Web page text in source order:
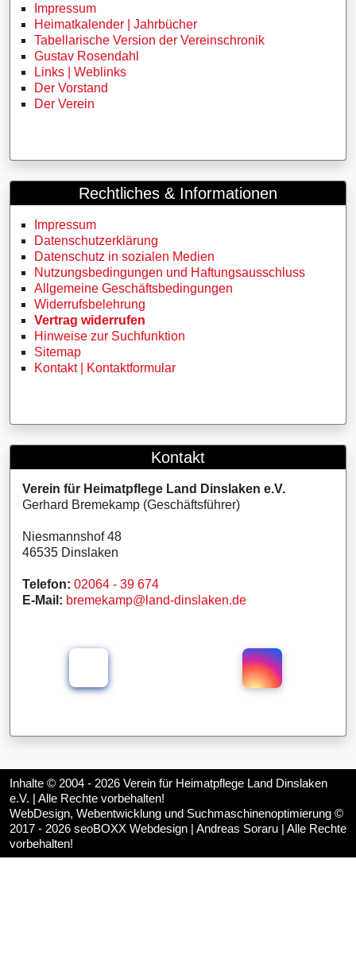
Impressum
Heimatkalender | Jahrbücher
Tabellarische Version der Vereinschronik
Gustav Rosendahl
Links | Weblinks
Der Vorstand
Der Verein
Rechtliches & Informationen
Impressum
Datenschutzerklärung
Datenschutz in sozialen Medien
Nutzungsbedingungen und Haftungsausschluss
Allgemeine Geschäftsbedingungen
Widerrufsbelehrung
Vertrag widerrufen
Hinweise zur Suchfunktion
Sitemap
Kontakt | Kontaktformular
Kontakt
Verein für Heimatpflege Land Dinslaken e.V.
Gerhard Bremekamp (Geschäftsführer)
Niesmannshof 48
46535 Dinslaken
Telefon: 02064 - 39 674
E-Mail: bremekamp@land-dinslaken.de
Inhalte © 2004 - 2026 Verein für Heimatpflege Land Dinslaken
e.V. | Alle Rechte vorbehalten!
WebDesign, Webentwicklung und Suchmaschinenoptimierung ©
2017 - 2026 seoBOXX Webdesign | Andreas Soraru | Alle Rechte
vorbehalten!